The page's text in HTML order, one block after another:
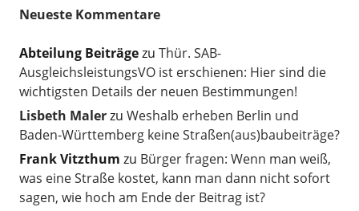
Neueste Kommentare
Abteilung Beiträgezu Thür. SAB-
AusgleichsleistungsVO ist erschienen: Hier sind die
wichtigsten Details der neuen Bestimmungen!
Lisbeth Malerzu Weshalb erheben Berlin und
Baden-Württemberg keine Straßen(aus)baubeiträge?
Frank Vitzthum zu Bürger fragen: Wenn man weiß,
was eine Straße kostet, kann man dann nicht sofort
sagen, wie hoch am Ende der Beitrag ist?